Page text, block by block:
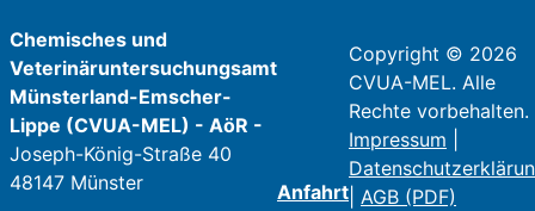
Chemisches und
Veterinäruntersuchungsamt
Münsterland-Emscher-
Lippe (CVUA-MEL) - AöR -
Joseph-König-Straße 40
48147 Münster
Anfahrt
Copyright © 2026
CVUA-MEL. Alle
Rechte vorbehalten.
Impressum
AGB (PDF)